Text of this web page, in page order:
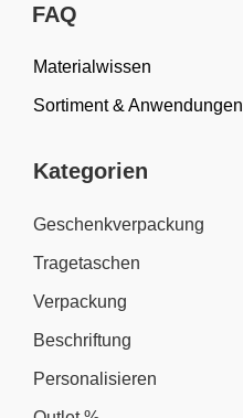
FAQ
Materialwissen
Sortiment & Anwendungen
Kategorien
Geschenkverpackung
Tragetaschen
Verpackung
Beschriftung
Personalisieren